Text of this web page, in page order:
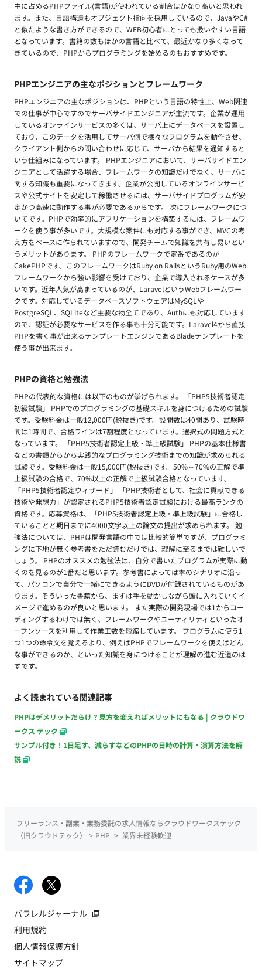
中に占めるPHPファイル(言語)が使われている割合はかなり高いと思われ
ます。また、言語構造もオブジェクト指向を採用しているので、JavaやC#
と似たような書き方ができるので、WEB初心者にとっても扱いやすい言語
となっています。書籍の数もほかの言語と比べて、最近かなり多くなって
きているので、PHPからプログラミングを始めるのもおすすめです。
PHPエンジニアの主なポジションとフレームワーク
PHPエンジニアの主なポジションは、PHPという言語の特性上、Web関連
での仕事が中心ですのでサーバサイドエンジニアが主流です。企業が運用
しているオンラインサービスの多くは、サーバ上にデータベースを設置し
ており、このデータを活用してサーバ側で様々なプログラムを動作させ、
クライアント側からの問い合わせに応じて、サーバから結果を通知すると
いう仕組みになっています。 PHPエンジニアにおいて、サーバサイドエン
ジニアとして活躍する場合、フレームワークの知識だけでなく、サーバに
関する知識も重要になってきます。企業が公開しているオンラインサービ
スや公式サイトを安定して稼働させるには、サーバサイドプログラムが安
定かつ高速に動作する事が必要であるからです。 次にフレームワークにつ
いてです。PHPで効率的にアプリケーションを構築するには、フレームワ
ークを使う事が多いです。大規模な案件にも対応する事ができ、MVCの考
え方をベースに作られていますので、開発チームで知識を共有し易いとい
うメリットがあります。 PHPのフレームワークで定番であるのが
CakePHPです。このフレームワークはRuby on RailsというRuby用のWeb
フレームワークから強い影響を受けており、企業で導入されるケースが多
いです。近年人気が高まっているのが、LaravelというWebフレームワー
クです。対応しているデータベースソフトウェアはMySQLや
PostgreSQL、SQLiteなど主要な物全てであり、Authにも対応しています
ので、認証が必要なサービスを作る事も十分可能です。Laravel4から直接
PHPを書く事が出来るテンプレートエンジンであるBladeテンプレートを
使う事が出来ます。
PHPの資格と勉強法
PHPの代表的な資格には以下のものが挙げられます。 「PHP5技術者認定
初級試験」 PHPでのプログラミングの基礎スキルを身につけるための試験
です。受験料金は一般12,000円(税抜き)です。設問数は40問あり、試験時
間は1時間で、合格ラインは7割程度となっています。選択式の問題方式と
なっています。 「PHP5技術者認定上級・準上級試験」 PHPの基本仕様書
などの書類からから実践的なプログラミング技術までの知識が求められる
試験です。受験料金は一般15,000円(税抜き)です。50%～70%の正解で準
上級試験の合格で、70%以上の正解で上級試験合格となっています。
「PHP5技術者認定ウィザード」 「PHP技術者として、社会に貢献できる
技術や発想力」が認定されるPHP5技術者認定試験における最高ランクの
資格です。応募資格は、「PHP5技術者認定上級・準上級試験」に合格し
ていることと期日までに4000文字以上の論文の提出が求められます。 勉
強法については、PHPは開発言語の中では比較的簡単ですが、プログラミ
ングに下地が無く参考書をただ読むだけでは、理解に至るまでは難しいで
しょう。 PHPのオススメの勉強法は、自分で書いたプログラムが実際に動
くのを見るのが1番だと思います。参考書によっては本のシナリオに沿っ
て、パソコンで自分で一緒にできるようにDVDが付録されているものがあ
ります。そういった書籍から、まずは手を動かしながら頭に入れていくイ
メージで進めるのが良いと思います。 また実際の開発現場では1からコー
ディングするわけでは無く、フレームワークやユーティリティといったオ
ープンソースを利用して作業工数を短縮しています。 プログラムに使う1
つ1つの命令文を覚えるより、例えばPHPでフレームワークを使えばどん
な事ができるのか、といった知識を身につけることが理解の進む近道のは
ずです。
よく読まれている関連記事
PHPはデメリットだらけ？見方を変えればメリットにもなる | クラウドワ
ークス テック
サンプル付き！1日足す、減らすなどのPHPの日時の計算・演算方法を解
説
フリーランス・副業・業務委託の求人情報ならクラウドワークステック
（旧クラウドテック）
> PHP > 業界未経験歓迎
パラレルジャーナル
利用規約
個人情報保護方針
サイトマップ